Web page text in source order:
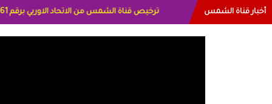
أخبار قناة الشمس